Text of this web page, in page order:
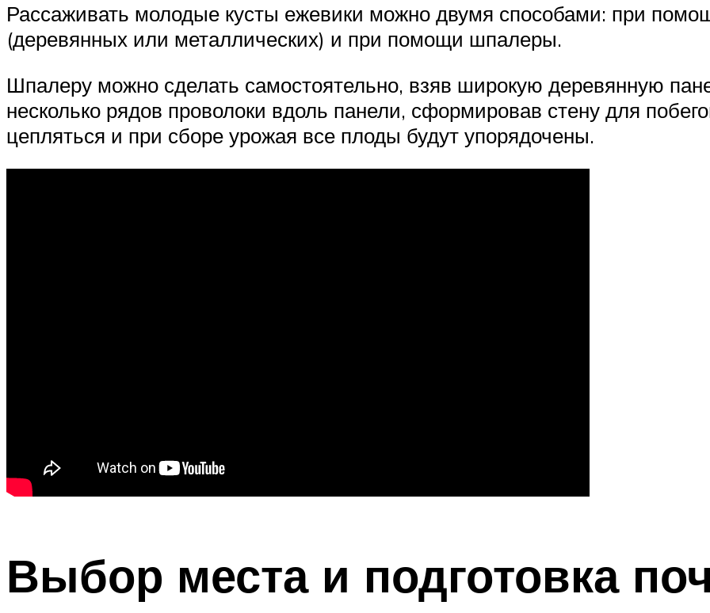
Рассаживать молодые кусты ежевики можно двумя способами: при
(деревянных или металлических) и при помощи шпалеры.
Шпалеру можно сделать самостоятельно, взяв широкую деревянную
несколько рядов проволоки вдоль панели, сформировав стену для
цепляться и при сборе урожая все плоды будут упорядочены.
Выбор места и подготовка